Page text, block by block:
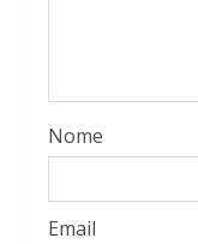
Nome
Email